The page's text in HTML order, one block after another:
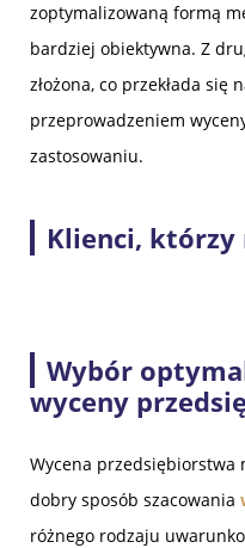
zoptymalizowaną formą
bardziej obiektywna. Z
złożona, co przekłada się
przeprowadzeniem
zastosowaniu.
Klienci, którzy
Wybór
wyceny
Wycena przedsiębiorstwa
dobry sposób szacowania
różnego rodzaju